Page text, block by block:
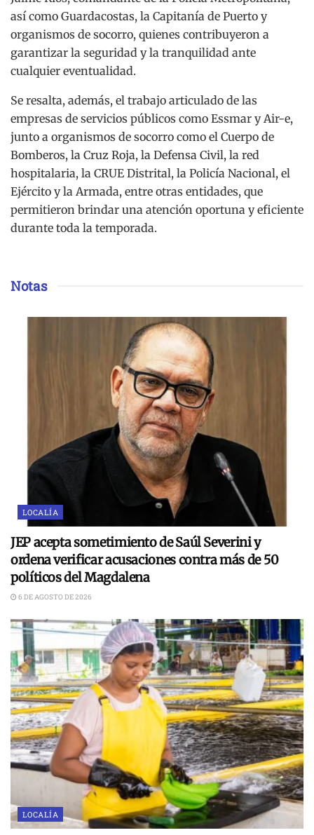
así como Guardacostas, la Capitanía de Puerto y
organismos de socorro, quienes contribuyeron a
garantizar la seguridad y la tranquilidad ante
cualquier eventualidad.
Se resalta, además, el trabajo articulado de las
empresas de servicios públicos como Essmar y Air-e,
junto a organismos de socorro como el Cuerpo de
Bomberos, la Cruz Roja, la Defensa Civil, la red
hospitalaria, la CRUE Distrital, la Policía Nacional, el
Ejército y la Armada, entre otras entidades, que
permitieron brindar una atención oportuna y eficiente
durante toda la temporada.
Notas
LOCALÍA
JEP acepta sometimiento de Saúl Severini y
ordena verificar acusaciones contra más de 50
políticos del Magdalena
6 DE AGOSTO DE 2026
LOCALÍA